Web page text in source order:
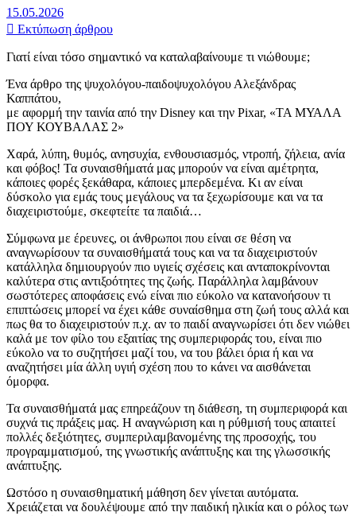
15.05.2026
Εκτύπωση άρθρου
Γιατί είναι τόσο σημαντικό να καταλαβαίνουμε τι νιώθουμε;
Ένα άρθρο της ψυχολόγου-παιδοψυχολόγου Αλεξάνδρας
Καππάτου,
με αφορμή την ταινία από την Disney και την Pixar, «ΤΑ ΜΥΑΛΑ
ΠΟΥ ΚΟΥΒΑΛΑΣ 2»
Χαρά, λύπη, θυμός, ανησυχία, ενθουσιασμός, ντροπή, ζήλεια, ανία
και φόβος! Τα συναισθήματά μας μπορούν να είναι αμέτρητα,
κάποιες φορές ξεκάθαρα, κάποιες μπερδεμένα. Κι αν είναι
δύσκολο για εμάς τους μεγάλους να τα ξεχωρίσουμε και να τα
διαχειριστούμε, σκεφτείτε τα παιδιά…
Σύμφωνα με έρευνες, οι άνθρωποι που είναι σε θέση να
αναγνωρίσουν τα συναισθήματά τους και να τα διαχειριστούν
κατάλληλα δημιουργούν πιο υγιείς σχέσεις και ανταποκρίνονται
καλύτερα στις αντιξοότητες της ζωής. Παράλληλα λαμβάνουν
σωστότερες αποφάσεις ενώ είναι πιο εύκολο να κατανοήσουν τι
επιπτώσεις μπορεί να έχει κάθε συναίσθημα στη ζωή τους αλλά και
πως θα το διαχειριστούν π.χ. αν το παιδί αναγνωρίσει ότι δεν νιώθει
καλά με τον φίλο του εξαιτίας της συμπεριφοράς του, είναι πιο
εύκολο να το συζητήσει μαζί του, να του βάλει όρια ή και να
αναζητήσει μία άλλη υγιή σχέση που το κάνει να αισθάνεται
όμορφα.
Τα συναισθήματά μας επηρεάζουν τη διάθεση, τη συμπεριφορά και
συχνά τις πράξεις μας. Η αναγνώριση και η ρύθμισή τους απαιτεί
πολλές δεξιότητες, συμπεριλαμβανομένης της προσοχής, του
προγραμματισμού, της γνωστικής ανάπτυξης και της γλωσσικής
ανάπτυξης.
Ωστόσο η συναισθηματική μάθηση δεν γίνεται αυτόματα.
Χρειάζεται να δουλέψουμε από την παιδική ηλικία και ο ρόλος των